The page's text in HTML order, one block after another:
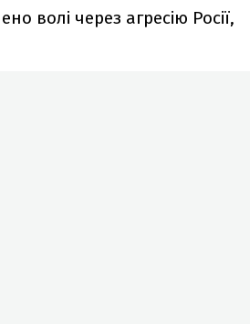
волі через агресію Росії,